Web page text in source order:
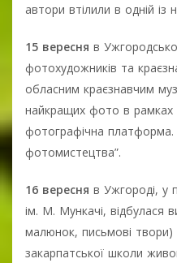
автори втілили в одній із
15 вересня в
фотохудожників та
обласним краєзнавчим
найкращих фото в рамках
фотографічна платформа.
фотомистецтва”.
16 вересня в Ужгороді, у
ім. М. Мункачі, відбулася
малюнок, письмові
закарпатської школи